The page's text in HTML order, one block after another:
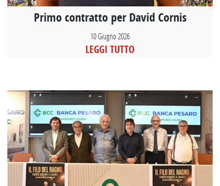
Primo contratto per David Cornis
10 Giugno 2026
LEGGI TUTTO